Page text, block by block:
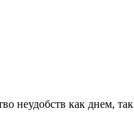
неудобств как днем,